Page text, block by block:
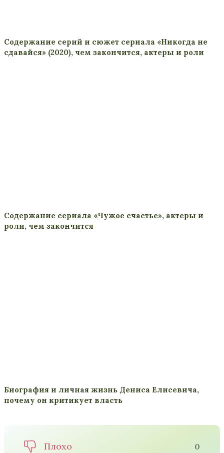
Содержание серий и сюжет сериала «Никогда не
сдавайся» (2020), чем закончится, актеры и роли
Содержание сериала «Чужое счастье», актеры и
роли, чем закончится
Биография и личная жизнь Дениса Елисевича,
почему он критикует власть
Плохо 0